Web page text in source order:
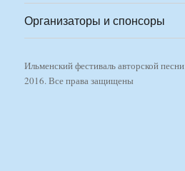
Организаторы и спонсоры
Ильменский фестиваль авторской песни
2016. Все права защищены